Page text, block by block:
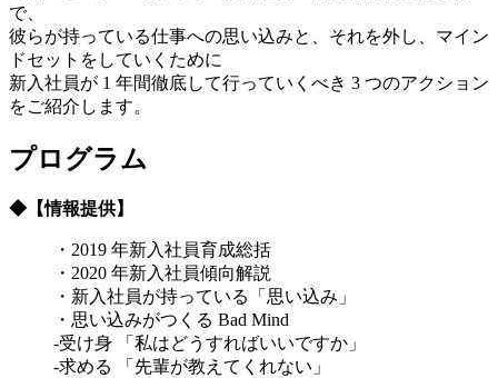
で、
彼らが持っている仕事への思い込みと、それを外し、マイン
ドセットをしていくために
新入社員が 1 年間徹底して行っていくべき 3 つのアクション
をご紹介します。
プログラム
◆【情報提供】
・2019 年新入社員育成総括
・2020 年新入社員傾向解説
・新入社員が持っている「思い込み」
・思い込みがつくる Bad Mind
‐受け身 「私はどうすればいいですか」
‐求める 「先輩が教えてくれない」